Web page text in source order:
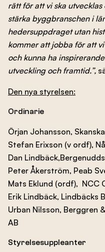
rätt för att vi ska
stärka byggbranschen i
hedersuppdraget utan
kommer att jobba för att
och kunna ha
utveckling och framtid.”,
Den nya styrelsen:
Ordinarie
Örjan Johansson,
Stefan Erixson (v
Dan
Peter Åkerström, Peab
Mats Eklund (ordf), NCC
Erik Lindbäck,
Urban Nilsson, Berggren
Styrelsesuppleanter